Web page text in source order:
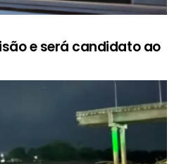
e será candidato ao